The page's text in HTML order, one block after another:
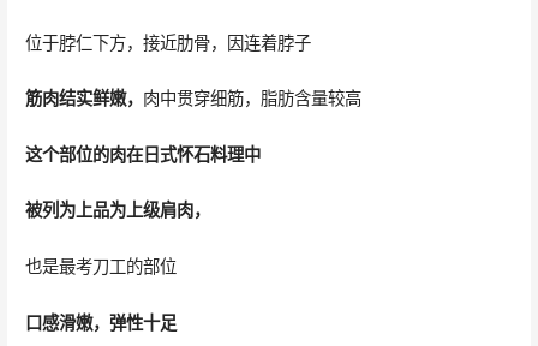
位于脖仁下方，接近肋骨，因连着脖子
筋肉结实鲜嫩， 肉中贯穿细筋，脂肪含量较高
这个部位的肉在日式怀石料理中
被列为上品为上级肩肉，
也是最考刀工的部位
口感滑嫩，弹性十足